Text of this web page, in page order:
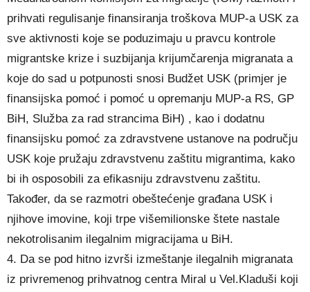
prihvati regulisanje finansiranja troškova MUP-a USK za
sve aktivnosti koje se poduzimaju u pravcu kontrole
migrantske krize i suzbijanja krijumčarenja migranata a
koje do sad u potpunosti snosi Budžet USK (primjer je
finansijska pomoć i pomoć u opremanju MUP-a RS, GP
BiH, Služba za rad strancima BiH) , kao i dodatnu
finansijsku pomoć za zdravstvene ustanove na području
USK koje pružaju zdravstvenu zaštitu migrantima, kako
bi ih osposobili za efikasniju zdravstvenu zaštitu.
Također, da se razmotri obeštećenje građana USK i
njihove imovine, koji trpe višemilionske štete nastale
nekotrolisanim ilegalnim migracijama u BiH.
4. Da se pod hitno izvrši izmeštanje ilegalnih migranata
iz privremenog prihvatnog centra Miral u Vel.Kladuši koji